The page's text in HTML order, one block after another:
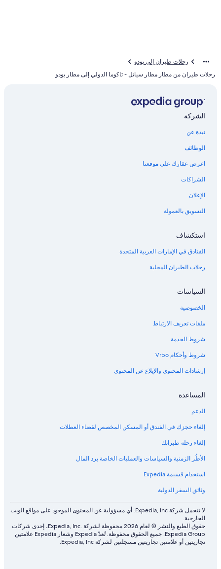
رحلات طيران إلى بودو
رحلات طيران من مطار مطار سياتل - تاكوما الدولي إلى مطار بودو
الشركة
نبذة عن
الوظائف
اعرض عقارك على موقعنا
الشراكات
الإعلان
التسويق بالعمولة
استكشاف
الفنادق في الإمارات العربية المتحدة
رحلات الطيران المحلية
السياسات
الخصوصية
ملفات تعريف الارتباط
شروط الخدمة
شروط وأحكام Vrbo
إرشادات المحتوى والإبلاغ عن المحتوى
المساعدة
الدعم
إلغاء حجزك في الفندق أو المسكن المخصص لقضاء العطلات
إلغاء رحلة طيرانك
الأطُر الزمنية والسياسات والعمليات الخاصة برد المال
استخدام قسيمة Expedia
وثائق السفر الدولية
لا تتحمل شركة Expedia, Inc. أي مسؤولية عن المحتوى الموجود على مواقع الويب
الخارجية.
حقوق الطبع والنشر © لعام 2026 محفوظة لشركة .Expedia, Inc، إحدى شركات
Expedia Group. جميع الحقوق محفوظة. تُعدّ Expedia وشعار Expedia علامتين
تجاريتين أو علامتين تجاريتين مسجلتين لشركة Expedia, Inc.